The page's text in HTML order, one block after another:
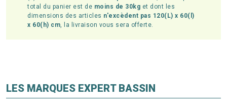
total du panier est de moins de 30kg et dont les
dimensions des articles n'excèdent pas 120(L) x 60(l)
x 60(h) cm, la livraison vous sera offerte.
LES MARQUES EXPERT BASSIN